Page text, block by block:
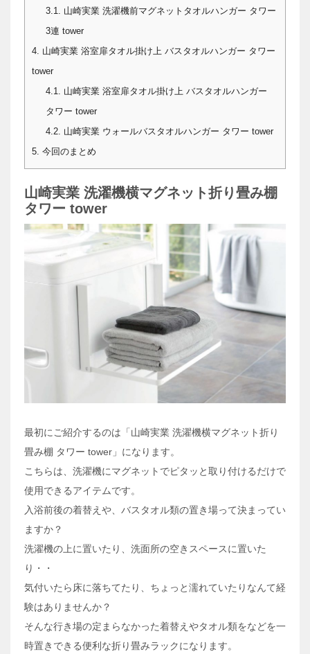
3.1. 山崎実業 洗濯機前マグネットタオルハンガー タワー
3連 tower
4. 山崎実業 浴室扉タオル掛け上 バスタオルハンガー タワー
tower
4.1. 山崎実業 浴室扉タオル掛け上 バスタオルハンガー
タワー tower
4.2. 山崎実業 ウォールバスタオルハンガー タワー tower
5. 今回のまとめ
山崎実業 洗濯機横マグネット折り畳み棚
タワー tower
最初にご紹介するのは「山崎実業 洗濯機横マグネット折り
畳み棚 タワー tower」になります。
こちらは、洗濯機にマグネットでピタッと取り付けるだけで
使用できるアイテムです。
入浴前後の着替えや、バスタオル類の置き場って決まってい
ますか？
洗濯機の上に置いたり、洗面所の空きスペースに置いた
り・・
気付いたら床に落ちてたり、ちょっと濡れていたりなんて経
験はありませんか？
そんな行き場の定まらなかった着替えやタオル類をなどを一
時置きできる便利な折り畳みラックになります。